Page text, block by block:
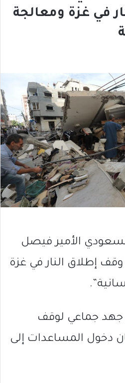
في غزة ومعالجة
الأمير فيصل
إطلاق النار في غزة
جهد جماعي لوقف
دخول المساعدات إلى